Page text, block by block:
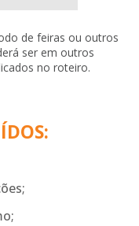
de feiras ou outros
ser em outros
no roteiro.